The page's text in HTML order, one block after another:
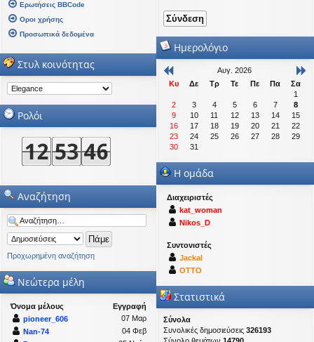
Ερωτήσεις BBCode
Οροι χρήσης
Προσωπικά δεδομένα
Στυλ κοινότητας
Ρολόι
Αναζήτηση
Προχωρημένη αναζήτηση
Νεώτερα μέλη
Όνομα μέλους
Εγγραφή
pioneer_606
07 Μαρ
Nan-74
04 Φεβ
Ημερολόγιο
Αυγ. 2026
Κυ
Δε Τρ Τε Πε Πα
Σα
1
2
3 4 5 6 7
8
9
10 11 12 13 14
15
16
17 18 19 20 21
22
23
24 25 26 27 28
29
30
31
Η ομάδα
Διαχειριστές
kat_woman
Nikos_D
Συντονιστές
Jackal
OTTO
Στατιστικά
Σύνολα
Συνολικές δημοσιεύσεις326193